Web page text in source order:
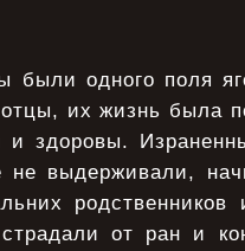
были одного поля
их жизнь была
здоровы.
не выдерживали,
родственников
от ран и